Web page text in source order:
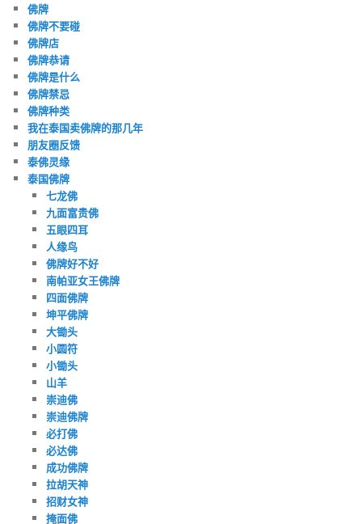
佛牌
佛牌不要碰
佛牌店
佛牌恭请
佛牌是什么
佛牌禁忌
佛牌种类
我在泰国卖佛牌的那几年
朋友圈反馈
泰佛灵缘
泰国佛牌
七龙佛
九面富贵佛
五眼四耳
人缘鸟
佛牌好不好
南帕亚女王佛牌
四面佛牌
坤平佛牌
大锄头
小圆符
小锄头
山羊
崇迪佛
崇迪佛牌
必打佛
必达佛
成功佛牌
拉胡天神
招财女神
掩面佛